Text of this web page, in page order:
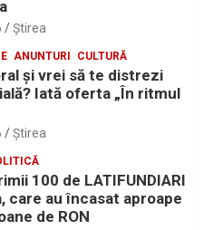
Ştirea
ANUNTURI CULTURĂ
şi vrei să te distrezi
Iată oferta „În ritmul
Ştirea
100 de LATIFUNDIARI
care au încasat aproape
de RON